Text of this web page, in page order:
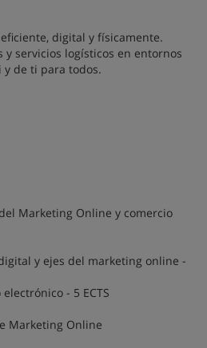
digital y físicamente.
y servicios logísticos en entornos
y de ti para todos.
Marketing Online y comercio
y ejes del marketing online -
- 5 ECTS
Marketing Online